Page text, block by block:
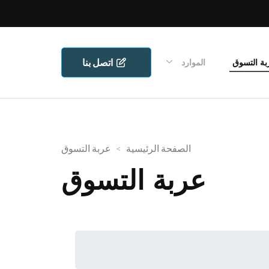
اتصل بنا التسوق الموارد
الصفحة الرئيسية > عربة التسوق
عربة التسوق